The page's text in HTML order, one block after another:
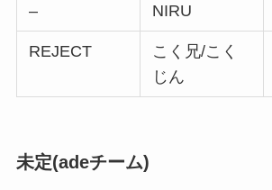
– NIRU
REJECT
こく兄/こく
じん
未定(adeチーム)